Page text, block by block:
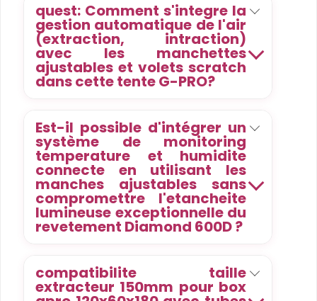
quest: Comment s'integre la
gestion automatique de l'air
(extraction, intraction)
avec les manchettes
ajustables et volets scratch
dans cette tente G-PRO?
Est-il possible d'intégrer un
système de monitoring
temperature et humidite
connecte en utilisant les
manches ajustables sans
compromettre l'etancheite
lumineuse exceptionnelle du
revetement Diamond 600D ?
compatibilite taille
extracteur 150mm pour box